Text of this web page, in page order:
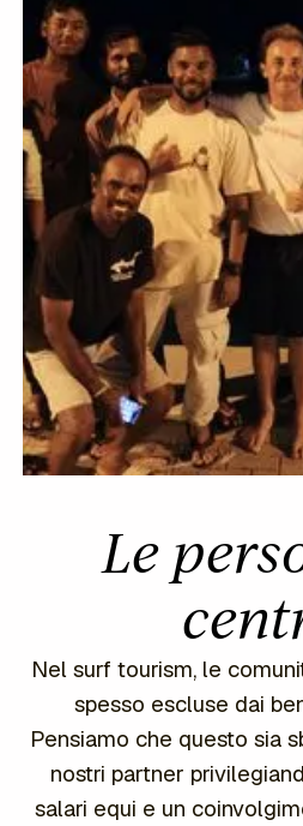
Le
Nel surf tourism, le
spesso escluse dai
Pensiamo che questo sia
nostri partner
salari equi e un